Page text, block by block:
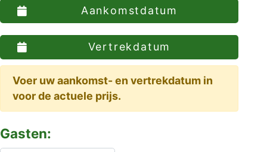
Aankomstdatum
Vertrekdatum
Voer uw aankomst- en vertrekdatum in
voor de actuele prijs.
Gasten: